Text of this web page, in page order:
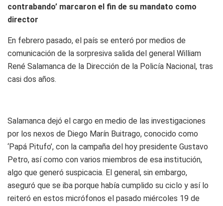
contrabando’ marcaron el fin de su mandato como
director
En febrero pasado, el país se enteró por medios de
comunicación de la sorpresiva salida del general William
René Salamanca de la Dirección de la Policía Nacional, tras
casi dos años.
Salamanca dejó el cargo en medio de las investigaciones
por los nexos de Diego Marín Buitrago, conocido como
‘Papá Pitufo’, con la campaña del hoy presidente Gustavo
Petro, así como con varios miembros de esa institución,
algo que generó suspicacia. El general, sin embargo,
aseguró que se iba porque había cumplido su ciclo y así lo
reiteró en estos micrófonos el pasado miércoles 19 de